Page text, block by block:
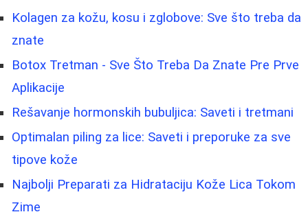
Kolagen za kožu, kosu i zglobove: Sve što treba da
znate
Botox Tretman - Sve Što Treba Da Znate Pre Prve
Aplikacije
Rešavanje hormonskih bubuljica: Saveti i tretmani
Optimalan piling za lice: Saveti i preporuke za sve
tipove kože
Najbolji Preparati za Hidrataciju Kože Lica Tokom
Zime